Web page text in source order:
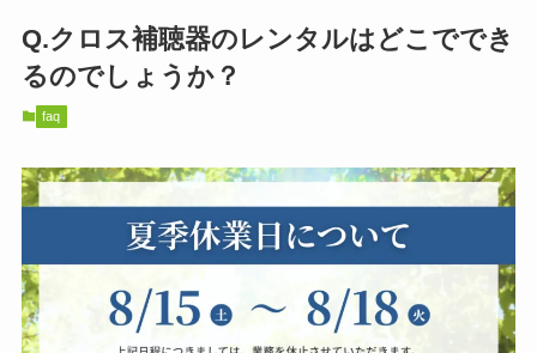
Q.クロス補聴器のレンタルはどこででき
るのでしょうか？
faq